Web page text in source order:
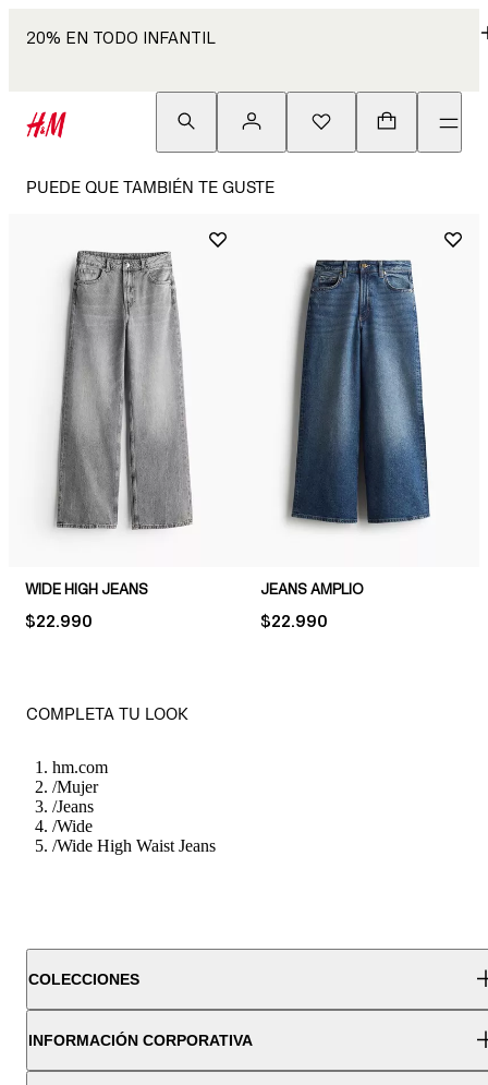
20% EN TODO INFANTIL
PUEDE QUE TAMBIÉN TE GUSTE
WIDE HIGH JEANS
PRICE:
$22.990
JEANS AMPLIO
PRICE:
$22.990
COMPLETA TU LOOK
hm.com
/Mujer
/Jeans
/Wide
/Wide High Waist Jeans
COLECCIONES
INFORMACIÓN CORPORATIVA